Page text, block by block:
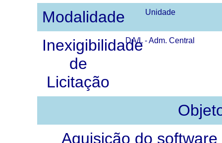
Modalidade Unidade
Inexigibilidade
de
Licitação
DA/L - Adm. Central
Aquisição do